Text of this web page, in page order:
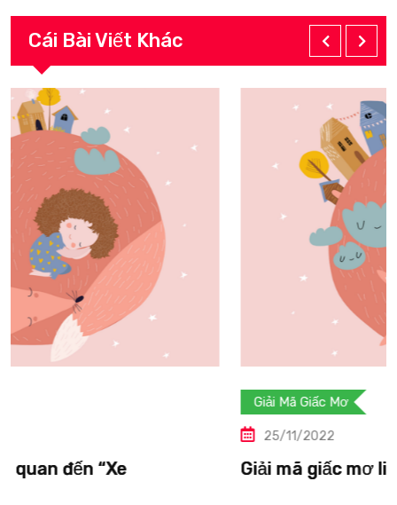
Cái Bài Viết Khác
Giải mã giấc mơ liên quan đến “Vượn”.